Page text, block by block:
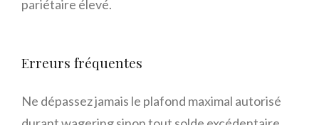
pariétaire élevé.​
Erreurs fréquentes
Ne dépassez jamais le plafond maximal autorisé